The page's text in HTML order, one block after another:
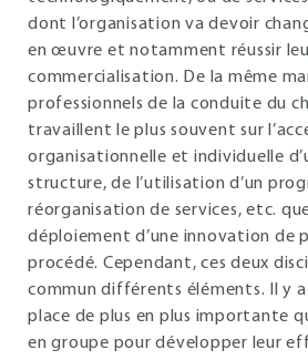
dont l’organisation va devoir
en œuvre et notamment réussir
commercialisation. De la même
professionnels de la conduite du
travaillent le plus souvent sur
organisationnelle et individuelle
structure, de l’utilisation d’un
réorganisation de services, etc.
déploiement d’une innovation de
procédé. Cependant, ces deux
commun différents éléments. Il y
place de plus en plus importante
en groupe pour développer leur